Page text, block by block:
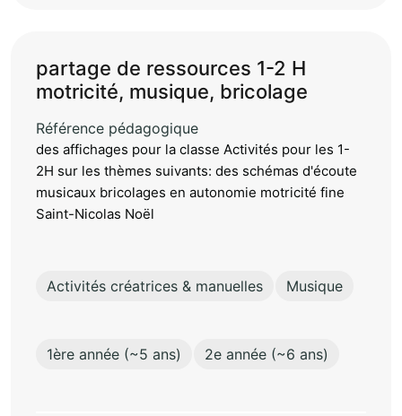
partage de ressources 1-2 H
motricité, musique, bricolage
Référence pédagogique
des affichages pour la classe Activités pour les 1-
2H sur les thèmes suivants: des schémas d'écoute
musicaux bricolages en autonomie motricité fine
Saint-Nicolas Noël
Activités créatrices & manuelles Musique
1ère année (~5 ans) 2e année (~6 ans)